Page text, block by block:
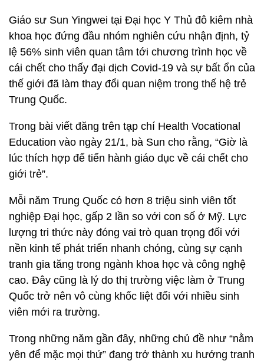
Giáo sư Sun Yingwei tại Đại học Y Thủ đô kiêm nhà
khoa học đứng đầu nhóm nghiên cứu nhận định, tỷ
lệ 56% sinh viên quan tâm tới chương trình học về
cái chết cho thấy đại dịch Covid-19 và sự bất ổn của
thế giới đã làm thay đổi quan niệm trong thế hệ trẻ
Trung Quốc.
Trong bài viết đăng trên tạp chí Health Vocational
Education vào ngày 21/1, bà Sun cho rằng, “Giờ là
lúc thích hợp để tiến hành giáo dục về cái chết cho
giới trẻ”.
Mỗi năm Trung Quốc có hơn 8 triệu sinh viên tốt
nghiệp Đại học, gấp 2 lần so với con số ở Mỹ. Lực
lượng tri thức này đóng vai trò quan trọng đối với
nền kinh tế phát triển nhanh chóng, cùng sự cạnh
tranh gia tăng trong ngành khoa học và công nghệ
cao. Đây cũng là lý do thị trường việc làm ở Trung
Quốc trở nên vô cùng khốc liệt đối với nhiều sinh
viên mới ra trường.
Trong những năm gần đây, những chủ đề như “nằm
yên để mặc mọi thứ” đang trở thành xu hướng tranh